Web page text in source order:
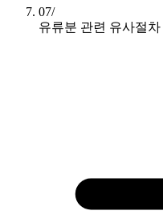
07/
유류분 관련 유사절차